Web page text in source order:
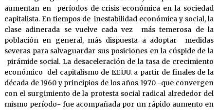
aumentan en períodos de crisis económica en la sociedad
capitalista. En tiempos de inestabilidad económica y social, la
clase adinerada se vuelve cada vez más temerosa de la
población en general, más dispuesta a adoptar medidas
severas para salvaguardar sus posiciones en la cúspide de la
pirámide social. La desaceleración de la tasa de crecimiento
económico del capitalismo de EE.UU. a partir de finales de la
década de 1960 y principios de los años 1970 -que convergen
con el surgimiento de la protesta social radical alrededor del
mismo período- fue acompañada por un rápido aumento en